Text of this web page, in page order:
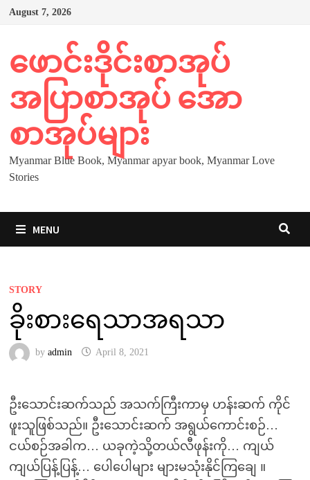
Skip
August 7, 2026
ဖောင်းဒိုင်းစာအုပ်
အပြာစာအုပ် အော
စာအုပ်များ
Myanmar Blue Book, Myanmar apyar book, Myanmar Love
Stories
MENU
STORY
ခိုးစားရေသာအရသာ
by admin April 8, 2021
ဦးသောင်းဆက်သည် အသက်ကြီးကာမှ ဟန်းဆက် ကိုင်
ဖူးသူဖြစ်သည်။ ဦးသောင်းဆက် အရွယ်ကောင်းစဉ်…
ငယ်စဉ်အခါက… ယခုကဲ့သို့တယ်လီဖုန်းကို… ကျယ်
ကျယ်ပြန့်ပြန့်… ပေါပေါများ များမသုံးနိုင်ကြချေ ။